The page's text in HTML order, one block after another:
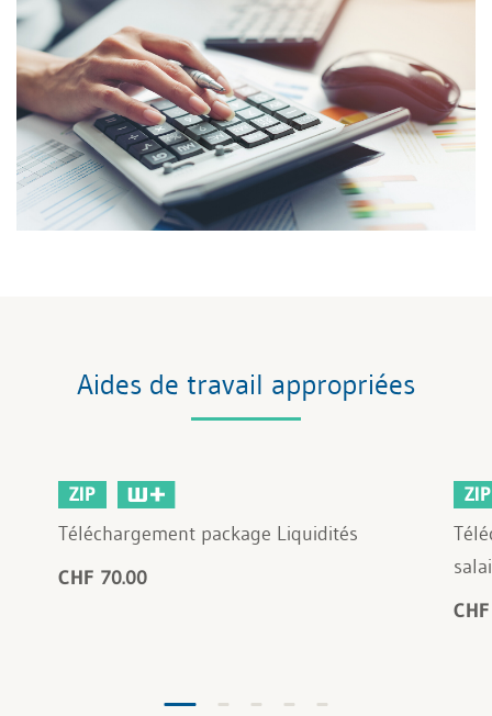
Aides de travail appropriées
ZIP
Téléchargement package Liquidités
CHF 70.00
ZIP